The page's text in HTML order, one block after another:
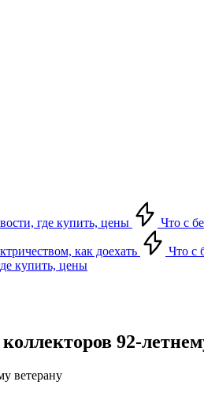
где купить, цены Что с
как доехать Что с
купить, цены
92-
ветерану